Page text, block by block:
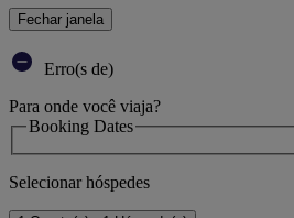
Fechar janela
Erro(s de)
Para onde você viaja?
Booking Dates
Selecionar hóspedes